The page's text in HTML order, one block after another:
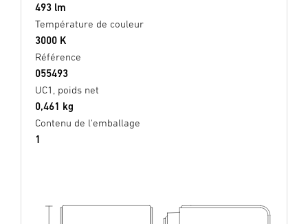
493 lm
Température de couleur
3000 K
Référence
055493
UC1, poids net
0,461 kg
Contenu de l'emballage
1